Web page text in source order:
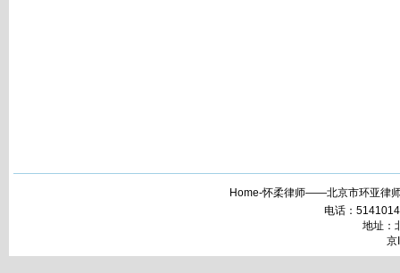
Home-怀柔律师——北京市环亚律
电话：
地址：
京